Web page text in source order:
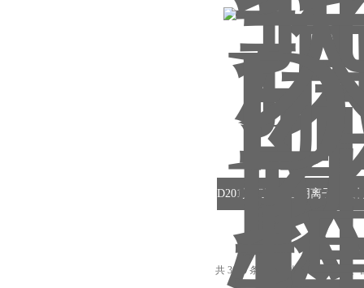
共 3000 条记录，当前 64 / 200 页